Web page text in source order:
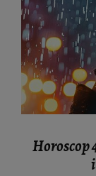
Horoscop